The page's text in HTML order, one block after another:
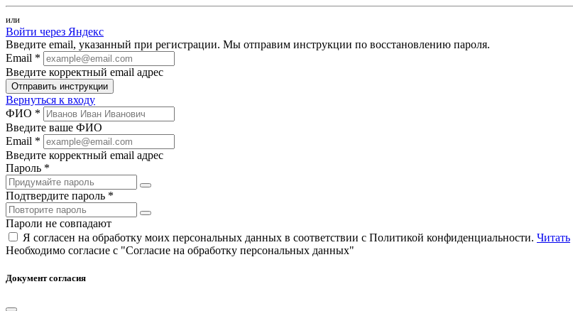
или
Войти через Яндекс
Введите email, указанный при регистрации. Мы отправим инструкции по восстановлению пароля.
Email *
Введите корректный email адрес
Отправить инструкции
Вернуться к входу
ФИО *
Введите ваше ФИО
Email *
Введите корректный email адрес
Пароль *
Подтвердите пароль *
Пароли не совпадают
Я согласен на обработку моих персональных данных в соответствии с Политикой конфиденциальности. Читать
Необходимо согласие с "Согласие на обработку персональных данных"
Документ согласия